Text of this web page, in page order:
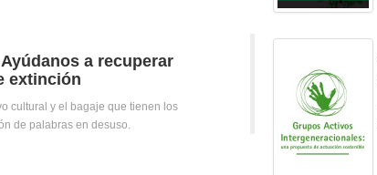
a recuperar
extinción
cultural y el bagaje que tienen los
de palabras en desuso.